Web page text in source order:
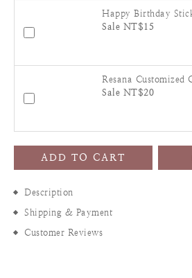
Happy Birthday
Sale NT$15
Resana Customized
Sale NT$20
ADD TO CART
Description
Shipping & Payment
Customer Reviews